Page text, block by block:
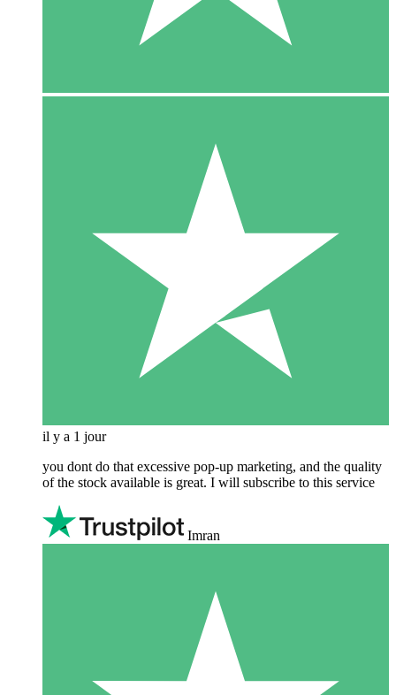
il y a 1 jour
you dont do that excessive pop-up marketing, and the quality
of the stock available is great. I will subscribe to this service
Imran